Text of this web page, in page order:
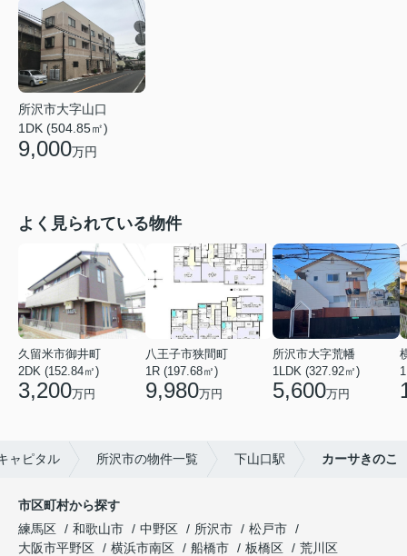
所沢市大字山口
1DK (504.85㎡)
9,000万円
よく見られている物件
久留米市御井町
2DK (152.84㎡)
3,200万円
八王子市狭間町
1R (197.68㎡)
9,980万円
所沢市大字荒幡
1LDK (327.92㎡)
5,600万円
ャピタル 所沢市の物件一覧 下山口駅 カーサきのこ
市区町村から探す
練馬区
和歌山市 中野区 所沢市
松戸市
大阪市平野区
横浜市南区 船橋市 板橋区
荒川区